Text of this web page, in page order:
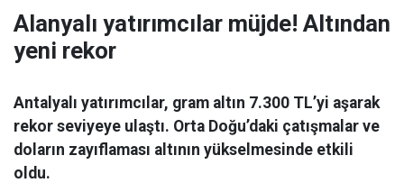
Alanyalı yatırımcılar müjde! Altından
yeni rekor
Antalyalı yatırımcılar, gram altın 7.300 TL’yi aşarak
rekor seviyeye ulaştı. Orta Doğu’daki çatışmalar ve
doların zayıflaması altının yükselmesinde etkili
oldu.